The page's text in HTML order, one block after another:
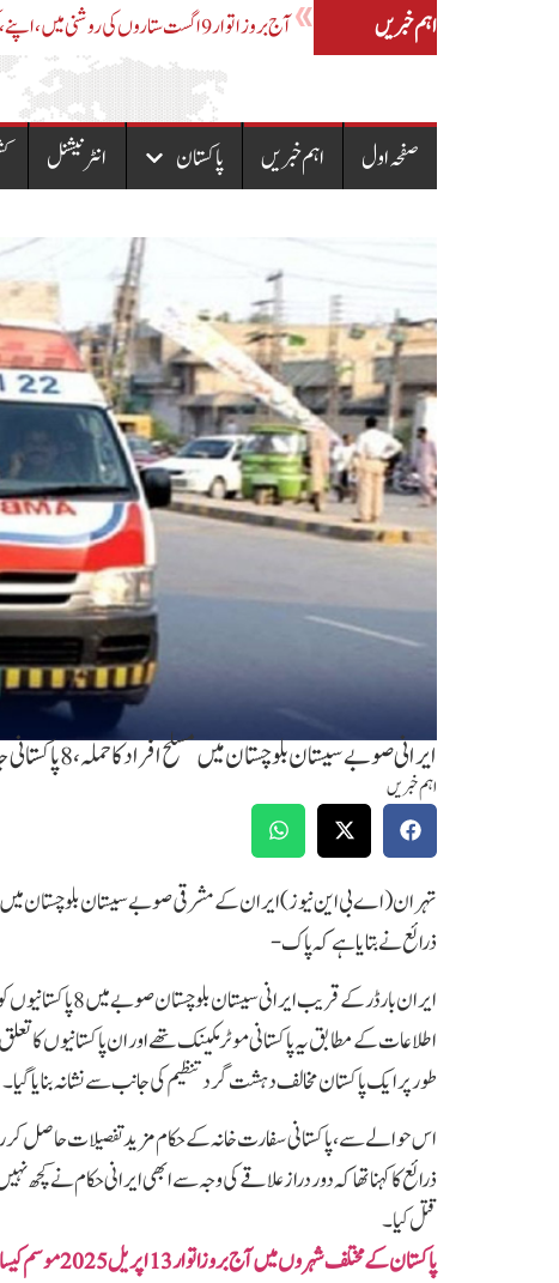
اہم خبریں
آج بروز اتوار 9 اگست سونے کی تازہ ترین قیمت
صفحہ اول اہم خبریں پاکستان انٹرنیشنل
ایرانی صوبے سیستان بلوچستان میں مسلح افراد کا حملہ، 8 پاکستانی جاں بحق
اہم خبریں
ذرائع نے بتایا ہے کہ پاک-
ایران بارڈر کے
اطلاعات کے مطابق یہ پاکستانی موٹر مکینک تھے اور ان پاکستانیوں کا
طور پر ایک پاکستان مخالف دہشت گرد تنظیم کی جانب سے نشانہ بنایا گیا۔
اس حوالے سے، پاکستانی سفارت خانہ کے حکام مزید تفصیلات حاصل کر
ذرائع کا کہنا تھا کہ دور دراز علاقے کی وجہ سے ابھی ایرانی حکام نے کچھ
قتل کیا۔
پاکستان کے مختلف شہروں میں آج بروزاتوار13اپریل 2025 موسم کیسا رہے گا؟؟؟